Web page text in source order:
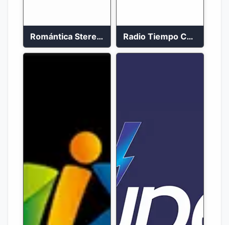
Romántica Stereo 88.1 FM Radio Tiempo Cali En Vivo 2023